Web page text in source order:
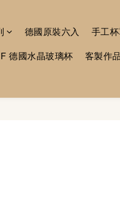
德國原裝六入 手工
德國水晶玻璃杯
客製作